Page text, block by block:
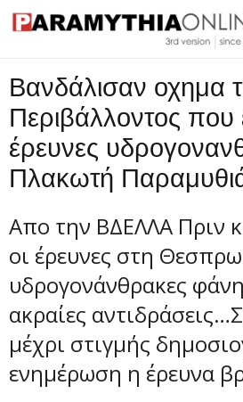
Επικοινωνία
Βανδάλισαν οχημα
Περιβάλλοντος που
έρευνες
Πλακωτή
Απο την ΒΔΕΛΛΑ Πριν
οι έρευνες στη
υδρογονάνθρακες
ακραίες
μέχρι στιγμής
ενημέρωση η έρευνα